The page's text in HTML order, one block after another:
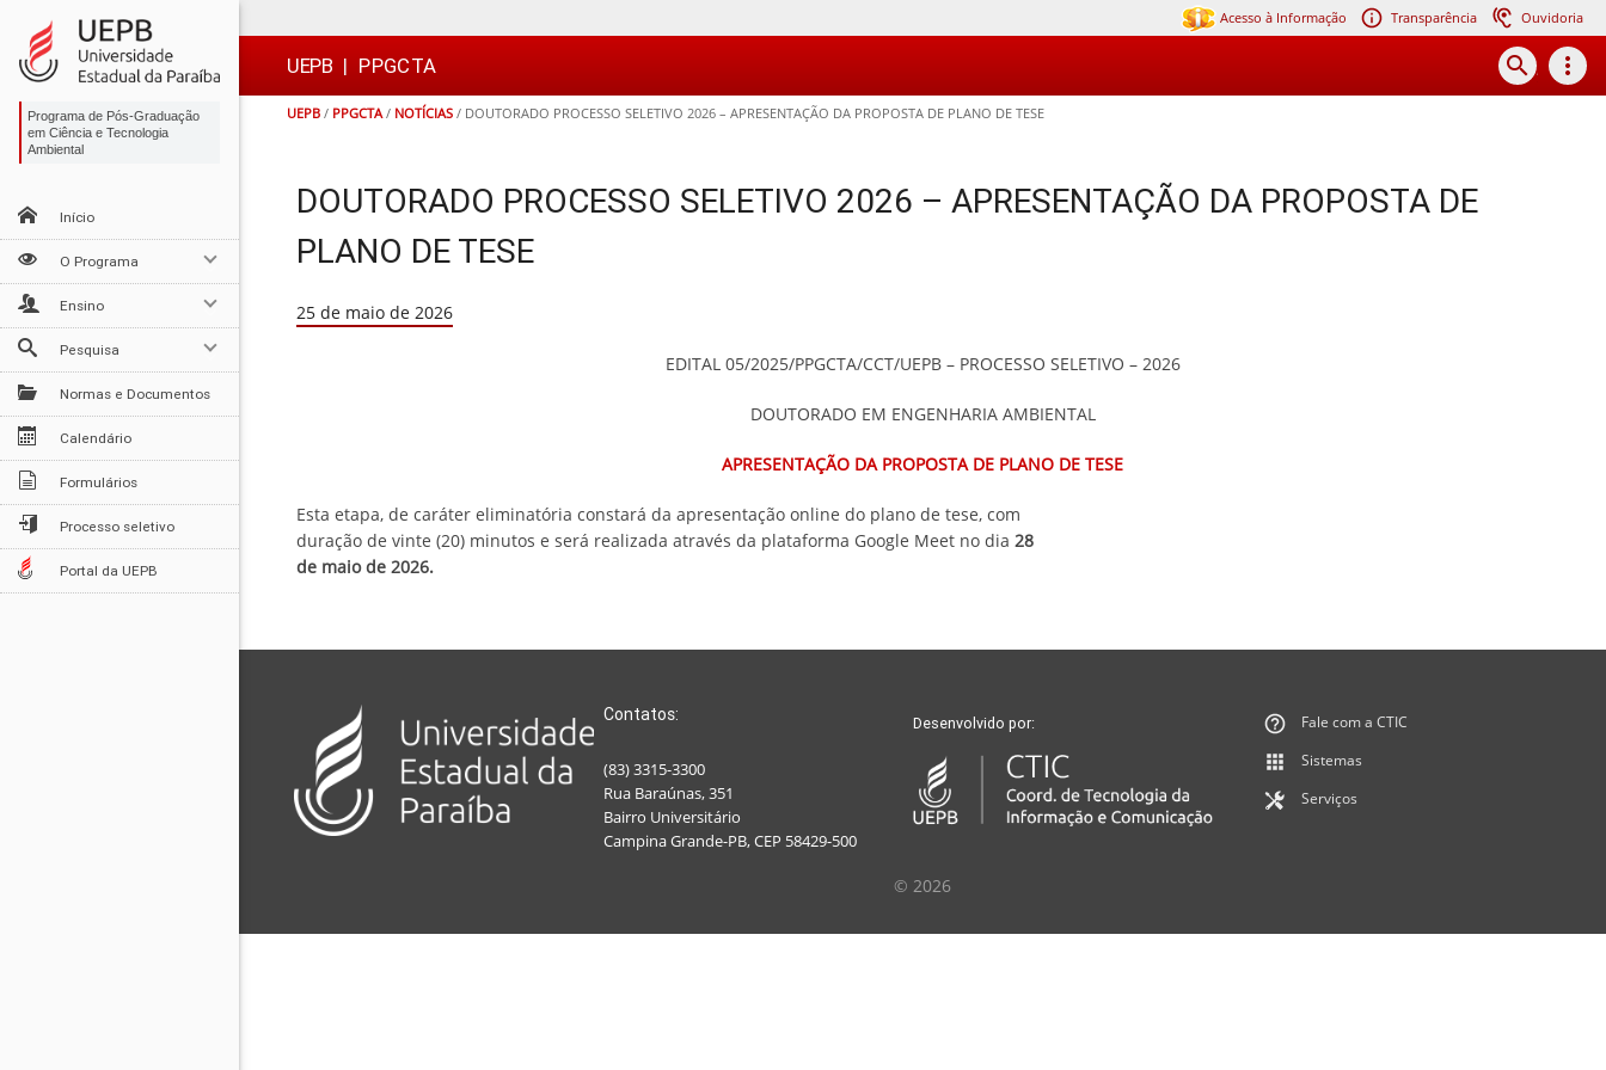
para
conteúdo
para
menu
para
busca
para
rodapé

Acesso à Informação Transparência Ouvidoria
UEPB | PPGCTA search more_vert
UEPB / PPGCTA/ NOTÍCIAS / DOUTORADO PROCESSO SELETIVO 2026 – APRESENTAÇÃO DA PROPOSTA DE PLANO DE TESE
Programa de Pós-Graduação
em Ciência e Tecnologia
Ambiental
Início
O Programa
Ensino
Pesquisa
Normas e Documentos
Calendário
Formulários
Processo seletivo
Portal da UEPB
DOUTORADO PROCESSO SELETIVO 2026 – APRESENTAÇÃO DA PROPOSTA DE
PLANO DE TESE
25 de maio de 2026
EDITAL 05/2025/PPGCTA/CCT/UEPB – PROCESSO SELETIVO – 2026
DOUTORADO EM ENGENHARIA AMBIENTAL
APRESENTAÇÃO DA PROPOSTA DE PLANO DE TESE
Esta etapa, de caráter eliminatória constará da apresentação online do plano de tese, com
duração de vinte (20) minutos e será realizada através da plataforma Google Meet no dia 28
de maio de 2026.
Contatos:
(83) 3315-3300
Rua Baraúnas, 351
Bairro Universitário
Campina Grande-PB, CEP 58429-500
Desenvolvido por:
Fale com a CTIC
Sistemas
Serviços
© 2026